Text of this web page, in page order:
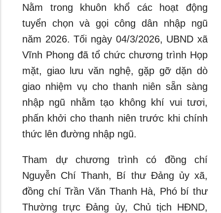
Nằm trong khuôn khổ các hoạt động
tuyển chọn và gọi công dân nhập ngũ
năm 2026. Tối ngày 04/3/2026, UBND xã
Vĩnh Phong đã tổ chức chương trình Họp
mặt, giao lưu văn nghệ, gặp gỡ dặn dò
giao nhiệm vụ cho thanh niên sẵn sàng
nhập ngũ nhằm tạo không khí vui tươi,
phấn khởi cho thanh niên trước khi chính
thức lên đường nhập ngũ.
Tham dự chương trình có đồng chí
Nguyễn Chí Thanh, Bí thư Đảng ủy xã,
đồng chí Trần Văn Thanh Hà, Phó bí thư
Thường trực Đảng ủy, Chủ tịch HĐND,